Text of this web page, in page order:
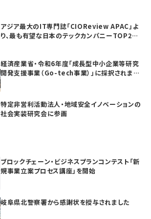
アジア最大のIT専門誌「CIOReview APAC」よ
り、最も有望な日本のテックカンパニーTOP20
経済産業省・令和6年度「成長型中小企業等研究
開発支援事業（Go-tech事業）」に採択されまし
特定非営利活動法人・地域安全イノベーションの
社会実装研究会に参画
ブロックチェーン・ビジネスプランコンテスト「新
規事業立案プロセス講座」を開始
岐阜県北警察署から感謝状を授与されました